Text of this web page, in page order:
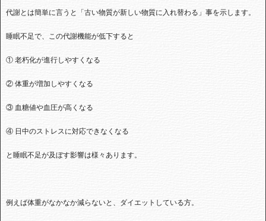
代謝とは簡単に言うと「古い物質が新しい物質に入れ替わる」事を示します。
睡眠不足で、この代謝機能が低下すると
① 老朽化が進行しやすくなる
② 体重が増加しやすくなる
③ 血糖値や血圧が高くなる
④ 日中のストレスに対応できなくなる
と睡眠不足が及ぼす影響は様々あります。
例えば体重がなかなか減らないと、ダイエットしている方。